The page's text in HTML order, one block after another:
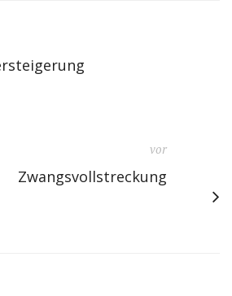
vor
Zwangsvollstreckung